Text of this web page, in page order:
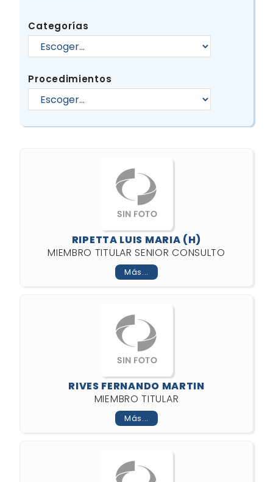
Categorías
Procedimientos
RIPETTA LUIS MARIA (H)
MIEMBRO TITULAR SENIOR CONSULTO
Más...
RIVES FERNANDO MARTIN
MIEMBRO TITULAR
Más...